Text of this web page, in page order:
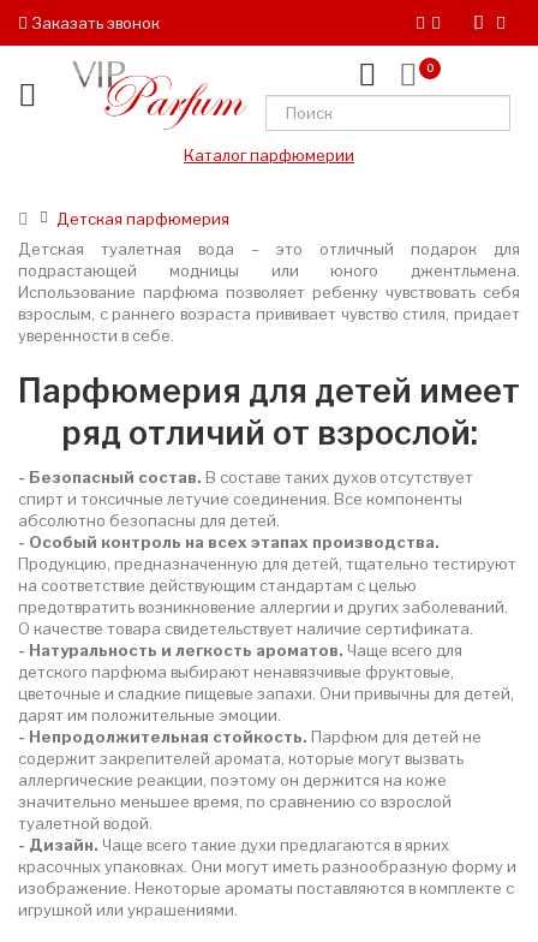
Заказать звонок
0
Каталог парфюмерии
Детская парфюмерия
Детская туалетная вода – это отличный подарок для
подрастающей модницы или юного джентльмена.
Использование парфюма позволяет ребенку чувствовать себя
взрослым, с раннего возраста прививает чувство стиля, придает
уверенности в себе.
Парфюмерия для детей имеет
ряд отличий от взрослой:
- Безопасный состав. В составе таких духов отсутствует
спирт и токсичные летучие соединения. Все компоненты
абсолютно безопасны для детей.
- Особый контроль на всех этапах производства.
Продукцию, предназначенную для детей, тщательно тестируют
на соответствие действующим стандартам с целью
предотвратить возникновение аллергии и других заболеваний.
О качестве товара свидетельствует наличие сертификата.
- Натуральность и легкость ароматов. Чаще всего для
детского парфюма выбирают ненавязчивые фруктовые,
цветочные и сладкие пищевые запахи. Они привычны для детей,
дарят им положительные эмоции.
- Непродолжительная стойкость. Парфюм для детей не
содержит закрепителей аромата, которые могут вызвать
аллергические реакции, поэтому он держится на коже
значительно меньшее время, по сравнению со взрослой
туалетной водой.
- Дизайн. Чаще всего такие духи предлагаются в ярких
красочных упаковках. Они могут иметь разнообразную форму и
изображение. Некоторые ароматы поставляются в комплекте с
игрушкой или украшениями.